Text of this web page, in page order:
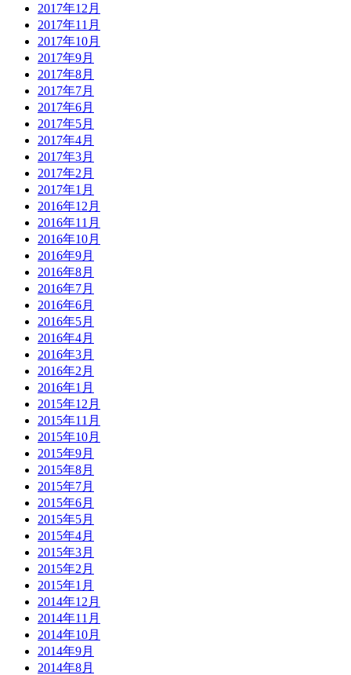
2017年12月
2017年11月
2017年10月
2017年9月
2017年8月
2017年7月
2017年6月
2017年5月
2017年4月
2017年3月
2017年2月
2017年1月
2016年12月
2016年11月
2016年10月
2016年9月
2016年8月
2016年7月
2016年6月
2016年5月
2016年4月
2016年3月
2016年2月
2016年1月
2015年12月
2015年11月
2015年10月
2015年9月
2015年8月
2015年7月
2015年6月
2015年5月
2015年4月
2015年3月
2015年2月
2015年1月
2014年12月
2014年11月
2014年10月
2014年9月
2014年8月